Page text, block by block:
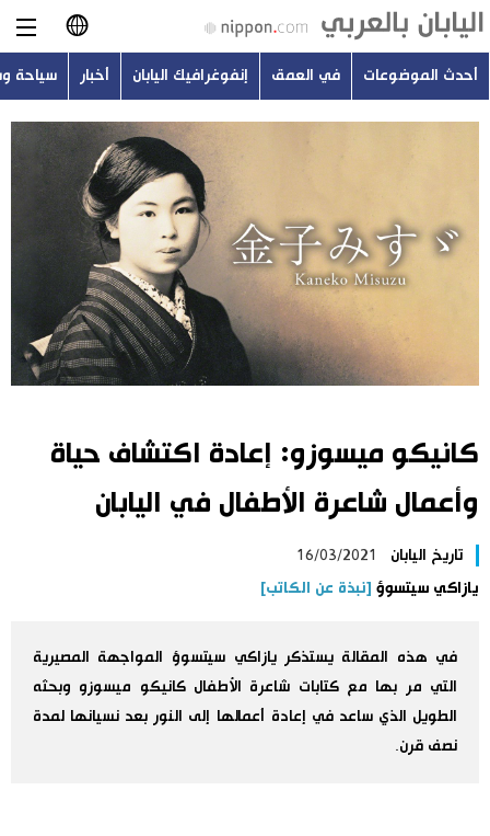
日本語
English
简体字
繁體字
Français
Español
في العمق
إنفوغرافيك اليابان
سياحة وسفر
اليابان في فيديو
مانغا وأنيمي
علوم وتكنولوجيا
الأقسام
أحدث الموضوعات في العمق إنفوغرافيك اليابان أخبار سياحة
كانيكو ميسوزو: إعادة اكتشاف حياة
وأعمال شاعرة الأطفال في اليابان
تاريخ اليابان
16/03/2021
يازاكي سيتسوؤ [نبذة عن الكاتب]
في هذه المقالة يستذكر يازاكي سيتسوؤ المواجهة المصيرية
التي مر بها مع كتابات شاعرة الأطفال كانيكو ميسوزو وبحثه
الطويل الذي ساعد في إعادة أعمالها إلى النور بعد نسيانها لمدة
نصف قرن.